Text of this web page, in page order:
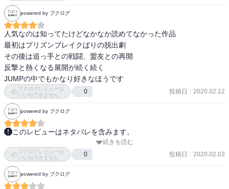
エマ・レイ・ノーマンは最年長11歳。
1歳から11歳までの子供達。
孤児院と思いきやそこは人間ならざる者たちの食料として育てられ
る食用児の「農園」だった。
こんな展開になると思ってなかったので、ページをめくる手が止ま
らない現象に久々になった。
しっかし11歳ってこんなに頭いいのかしら……
でも確かに人間の脳ってこのくらいの時期に一番発達するって受験
の時に言われたなー……
ろくな点数取れてなかった一般ピープルこと私は、たぶんこんな世
界じゃ生き残っていけないであろう………
6歳で出荷されるんだ…………はは………
漫画は毎巻、アニメは毎回、衝撃の連続でこっちがハラハラドキド
キする。
ハウス脱出までほんとハラハラしてました...
頭脳戦が本当に面白かったです。
脱出するところはほんと面白かったし、ホッとしました...
絵も素敵で、次が気になる次が気になるってすぐ新巻まで読んでし
まいました( ¨̮ )
読んで損は無し！気になってる人はぜひぜひ読んでください( ¨̮ )
powered by ブクログ
人気なのは知ってたけどなかなか読めてなかった作品
最初はプリズンブレイクばりの脱出劇
その後は追っ手との戦闘、盟友との再開
反撃と熱くなる展開が続く続く
JUMPの中でもかなり好きなほうです
ブクログレビューは
いいねできません
0 投稿日 : 2020.02.12
powered by ブクログ
このレビューはネタバレを含みます。
ハウス脱出までが1番面白い。比較的分かりやすい頭脳戦漫画で初心
者にもおすすめ。
出水ぽすかさんの作画は漫画というより芸術作品に近いと思う。細
かいところにも注目して読めるから単行本を買う価値あり。
続きを読む
ブクログレビューは
いいねできません
0 投稿日 : 2020.02.03
powered by ブクログ